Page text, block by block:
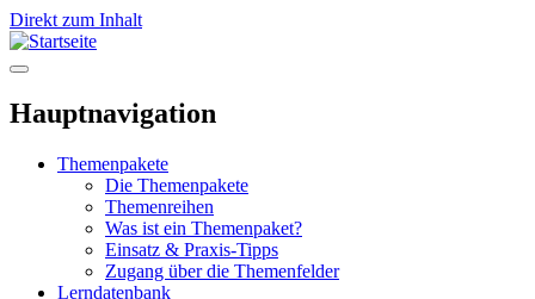
Direkt zum Inhalt
Hauptnavigation
Themenpakete
Die Themenpakete
Themenreihen
Was ist ein Themenpaket?
Einsatz & Praxis-Tipps
Zugang über die Themenfelder
Lerndatenbank